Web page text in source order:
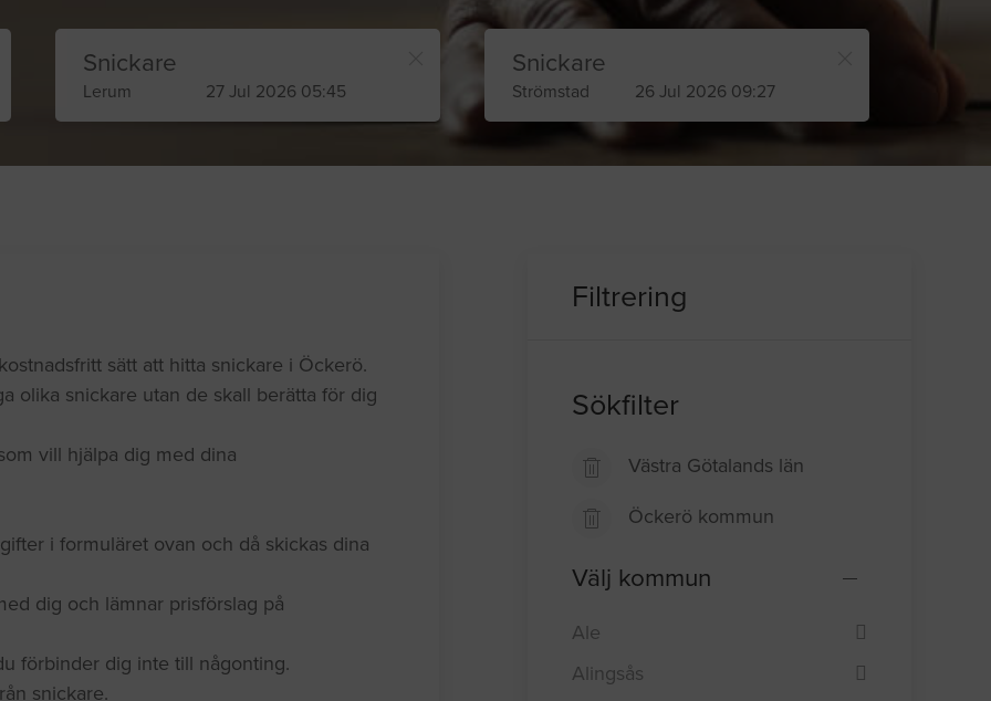
Snickare
Lerum 27 Jul 2026 05:45
Snickare
Strömstad 26 Jul 2026 09:27
sätt att hitta snickare i Öckerö.
olika snickare utan de skall berätta för dig
vill hjälpa dig med dina
i formuläret ovan och då skickas dina
dig och lämnar prisförslag på
förbinder dig inte till någonting.
snickare.
Filtrering
Sökfilter
Västra Götalands län
Öckerö kommun
Välj kommun
Ale
Alingsås